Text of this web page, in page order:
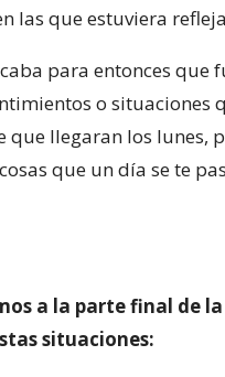
las que estuviera
para entonces que
o situaciones
que llegaran los lunes,
que un día se te
a la parte final de
situaciones: